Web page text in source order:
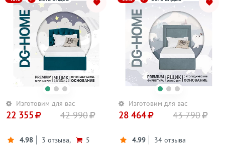
Изготовим для вас
4.98 3 отзыва, 5
22 355 42 990
Изготовим для вас
4.99 34 отзыва
28 464 43 790